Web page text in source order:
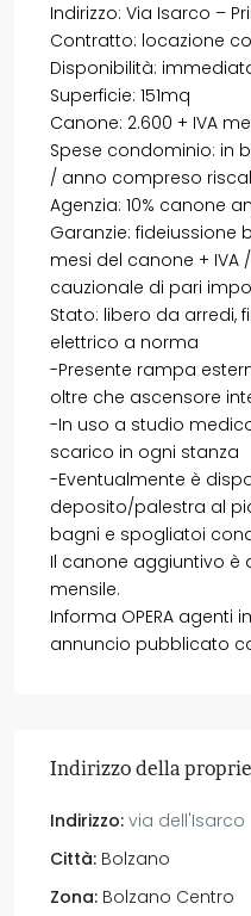
Indirizzo: Via Isarco –
Contratto: locazione
Disponibilità:
Superficie: 151mq
Canone: 2.600 + IVA
Spese condominio: in
/ anno compreso
Agenzia: 10% canone
Garanzie: fideiussione
mesi del canone +
cauzionale di pari
Stato: libero da arredi,
elettrico a norma
-Presente rampa
oltre che ascensore
-In uso a studio
scarico in ogni stanza
-Eventualmente è
deposito/palestra al
bagni e spogliatoi
Il canone aggiuntivo è
mensile.
Informa OPERA agenti
annuncio pubblicato con
Indirizzo della
Indirizzo: via dell'Isarco
Città: Bolzano
Zona: Bolzano Centro